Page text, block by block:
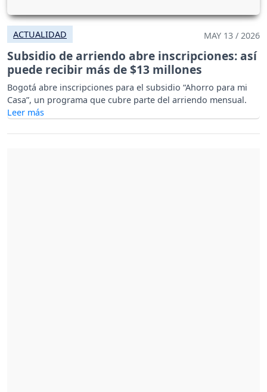
ACTUALIDAD MAY 13 / 2026
Subsidio de arriendo abre inscripciones: así
puede recibir más de $13 millones
Bogotá abre inscripciones para el subsidio “Ahorro para mi
Casa”, un programa que cubre parte del arriendo mensual.